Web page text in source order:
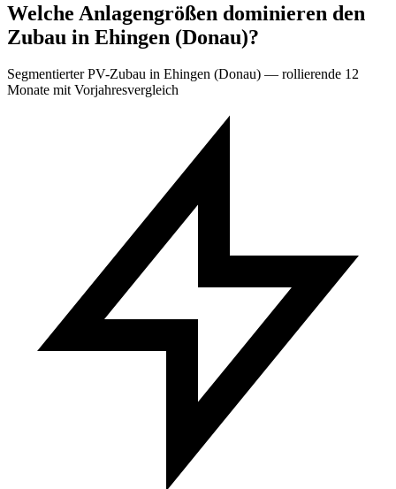
Welche Anlagengrößen dominieren den
Zubau in Ehingen (Donau)?
Segmentierter PV-Zubau in Ehingen (Donau) — rollierende 12
Monate mit Vorjahresvergleich